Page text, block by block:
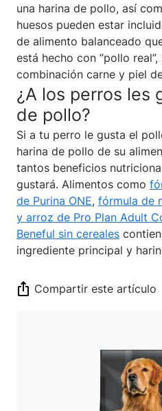
una harina de pollo, así
huesos pueden estar
de alimento balanceado
está hecho con “pollo
combinación carne y piel
¿A los perros les
de pollo?
Si a tu perro le gusta el
harina de pollo de su
tantos beneficios
gustará. Alimentos como
de Purina ONE, fórmula de
y arroz de Pro Plan Adult
Beneful sin cereales
ingrediente principal y
Compartir este artículo